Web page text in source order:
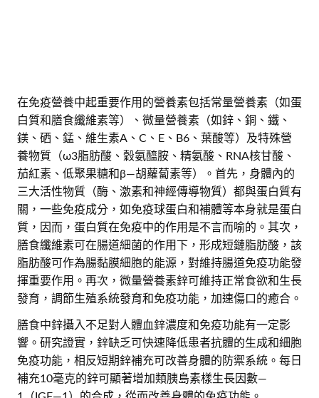
在免疫營養中起重要作用的營養素包括常量營養素（如蛋
白質和膳食纖維素等）、微量營養素（如鋅、銅、鐵、
鎂、硒、錳、維生素A、C、E、B6、葉酸等）及特殊營
養物質（ω3脂肪酸、穀氨醯胺、精氨酸、RNA核甘酸、
茄紅素、低聚果糖和β—胡蘿蔔素等）。首先，身體內的
三大活性物質（酶、激素和神經傳導物質）都與蛋白質有
關，一些免疫成分，如免疫球蛋白和補體等本身就是蛋白
質，因而，蛋白質在免疫中的作用是不言而喻的。其次，
膳食纖維素可在腸道細菌的作用下，形成短鏈脂肪酸，該
脂肪酸可作為腸黏膜細胞的能源，對維持腸道免疫功能發
揮重要作用。再次，微量營養素鋅可維持正常食欲和生長
發育，調節生殖系統發育和免疫功能，加速傷口的癒合。
膳食中鋅攝入不足對人體血鋅濃度和免疫功能有一定影
響。研究證實，鋅缺乏可快速降低患者抗體的生成和細胞
免疫功能，相反短期鋅補充可改善身體的防禦系統。每日
補充10毫克的鋅可顯著增加類胰島素樣生長因數—